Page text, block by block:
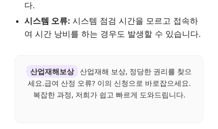
다.
시스템 오류: 시스템 점검 시간을 모르고 접속하
여 시간 낭비를 하는 경우도 발생할 수 있습니다.
산업재해보상 산업재해 보상, 정당한 권리를 찾으
세요.급여 산정 오류? 이의 신청으로 바로잡으세요.
복잡한 과정, 저희가 쉽고 빠르게 도와드립니다.